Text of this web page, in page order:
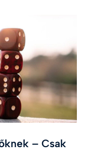
– Csak